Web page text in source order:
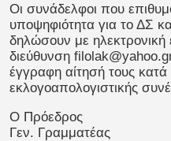
Οι συνάδελφοι που
υποψηφιότητα για το ΔΣ
δηλώσουν με ηλεκτρονική
διεύθυνση
έγγραφη αίτησή τους κατά
εκλογοαπολογιστικής
Ο
Γεν. Γραμματέας